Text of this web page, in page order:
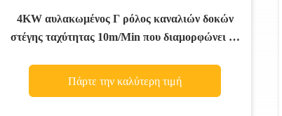
4KW αυλακωμένος Γ ρόλος καναλιών δοκών
στέγης ταχύτητας 10m/Min που διαμορφώνει τη
Πάρτε την καλύτερη τιμή